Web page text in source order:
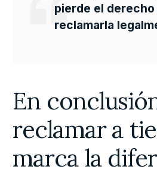
pierde el derecho
reclamarla
En
reclamar a
marca la